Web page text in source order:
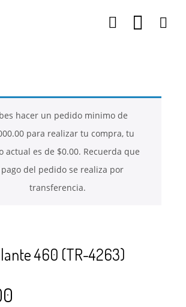
Y
MOSTACILLA?
CURSOS
hacer un pedido minimo de
para realizar tu compra, tu
actual es de $0.00. Recuerda que
del pedido se realiza por
transferencia.
460 (TR-4263)